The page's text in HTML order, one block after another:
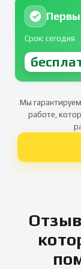
Срок: сегодня
Мы
работе,